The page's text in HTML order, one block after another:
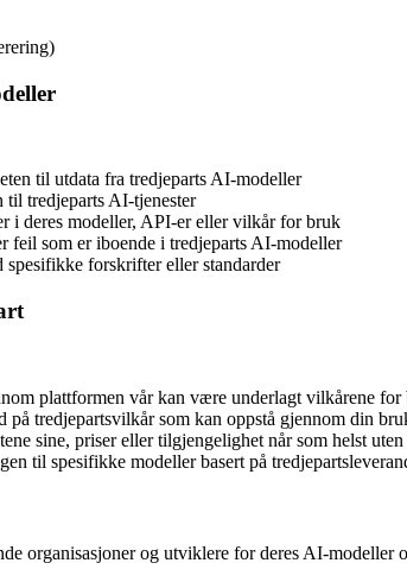
til utdata fra tredjeparts AI-modeller
til tredjeparts AI-tjenester
i deres modeller, API-er eller vilkår for bruk
feil som er iboende i tredjeparts AI-modeller
spesifikke forskrifter eller standarder
plattformen vår kan være underlagt vilkårene
tredjepartsvilkår som kan oppstå gjennom din
sine, priser eller tilgjengelighet når som helst uten
til spesifikke modeller basert på
organisasjoner og utviklere for deres AI-modeller